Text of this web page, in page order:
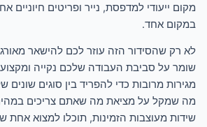
מקום ייעודי למדפסת, נייר ופריטים חיוניים
במקום אחד.
לא רק שהסידור הזה עוזר לכם להישאר
שומר על סביבת העבודה שלכם נקייה
מגירות מרובות כדי להפריד בין סוגים
מה שמקל על מציאת מה שאתם צריכים
שידות מעוצבות הזמינות, תוכלו למצוא אחת